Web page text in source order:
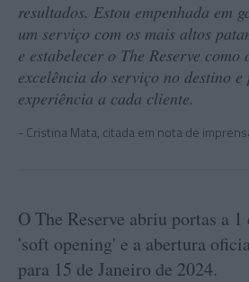
resultados. Estou empenhada em
um serviço com os mais altos
e estabelecer o The Reserve como
excelência do serviço no destino
experiência a cada cliente.
Cristina Mata, citada em nota de
O The Reserve abriu portas a
'soft opening' e a abertura
para 15 de Janeiro de 2024.